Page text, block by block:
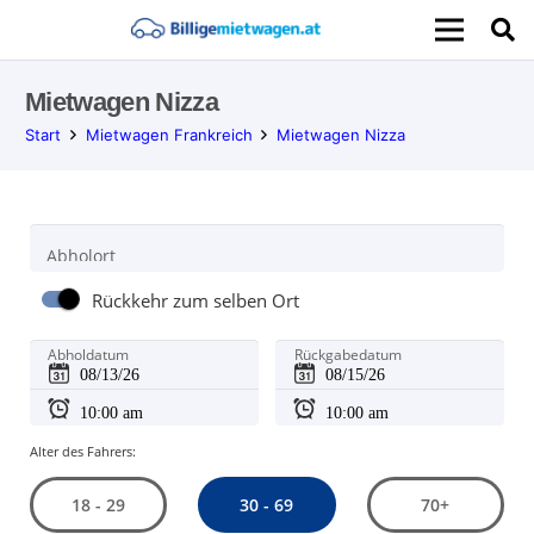
Mietwagen Nizza
Start Mietwagen Frankreich Mietwagen Nizza
Abholort
Rückkehr zum selben Ort
Abholdatum Rückgabedatum
Alter des Fahrers:
18 - 29 30 - 69 70+